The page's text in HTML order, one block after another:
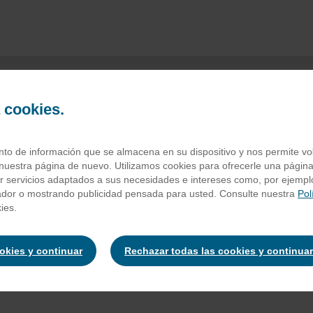
naranja s/
de acidez: E-330 y E-331, potenciadores del sabor:
E-414 y E-445, edulcorantes: E‐950, E‐955 y aspartamo,
una fuente de fenilalanina
cookies.
de información que se almacena en su dispositivo y nos permite
página de nuevo. Utilizamos cookies para ofrecerle una
servicios adaptados a sus necesidades e intereses como, por
o mostrando publicidad pensada para usted. Consulte nuestra
y continuar Rechazar todas las cookies y continuar